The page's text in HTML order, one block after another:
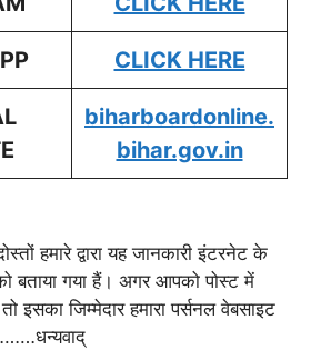
CLICK HERE
biharboardonline.
bihar.gov.in
हमारे द्वारा यह जानकारी इंटरनेट के
बताया गया हैं। अगर आपको पोस्ट में
इसका जिम्मेदार हमारा पर्सनल वेबसाइट